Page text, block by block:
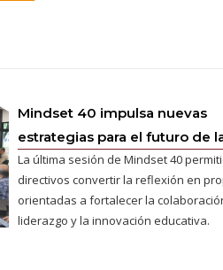
Mindset 40 impulsa nuevas
estrategias para el futuro de
La última sesión de Mindset 40
directivos convertir la reflexión en
orientadas a fortalecer la
liderazgo y la innovación educativa.